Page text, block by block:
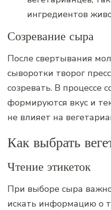
ингредиентов
Созревание сыра
После свертывания
сыворотки творог
созревать. В процессе
формируются вкус и
не влияет на
Как выбрать
Чтение этикеток
При выборе сыра
искать информацию о